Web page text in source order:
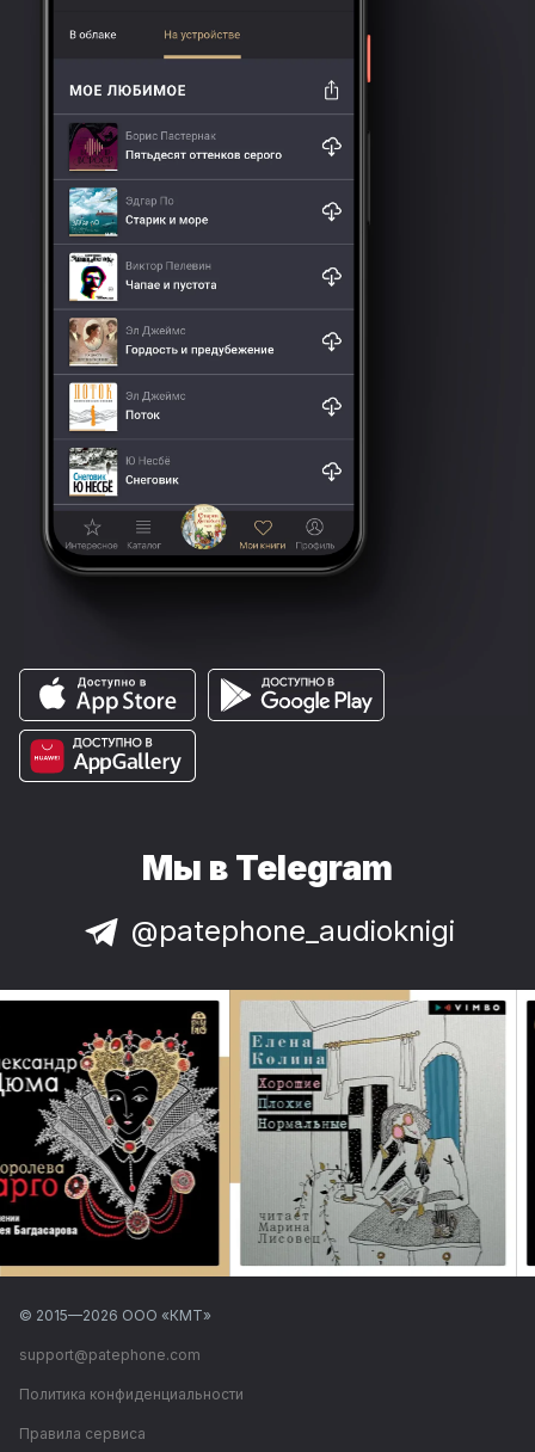
Мы в Telegram
@patephone_audioknigi
© 2015—2026 ООО «КМТ»
support@patephone.com
Политика конфиденциальности
Правила сервиса